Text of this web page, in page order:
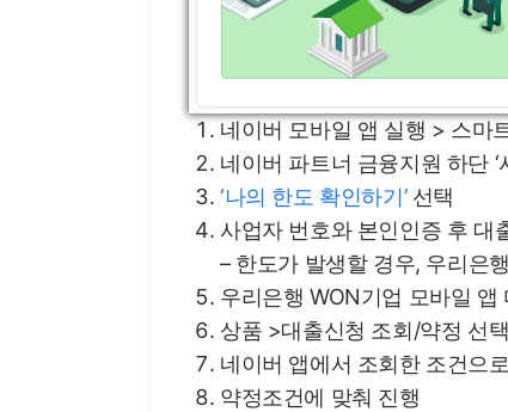
네이버 모바일 앱 실행 > 스마
네이버 파트너 금융지원 하단 ‘
‘나의 한도 확인하기’선택
사업자 번호와 본인인증 후 대
– 한도가 발생할 경우, 우리은
우리은행 WON기업 모바일 앱
상품 >대출신청 조회/약정 선택
네이버 앱에서 조회한 조건으
약정조건에 맞춰 진행